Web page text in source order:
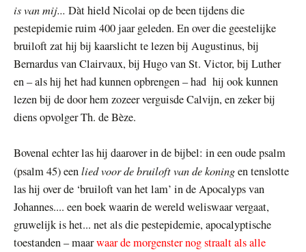
is van mij... Dàt hield Nicolai op de been tijdens die
pestepidemie ruim 400 jaar geleden. En over die geestelijke
bruiloft zat hij bij kaarslicht te lezen bij Augustinus, bij
Bernardus van Clairvaux, bij Hugo van St. Victor, bij Luther
en – als hij het had kunnen opbrengen – had hij ook kunnen
lezen bij de door hem zozeer verguisde Calvijn, en zeker bij
diens opvolger Th. de Bèze.
Bovenal echter las hij daarover in de bijbel: in een oude psalm
(psalm 45) eenlied voor de bruiloft van de koningen tenslotte
las hij over de ‘bruiloft van het lam’ in de Apocalyps van
Johannes.... een boek waarin de wereld weliswaar vergaat,
gruwelijk is het... net als die pestepidemie, apocalyptische
toestanden – maarwaar de morgenster nog straalt als alle